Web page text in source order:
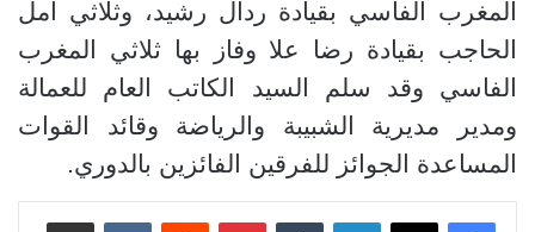
المغرب الفاسي بقيادة ردال رشيد، وثلاثي امل
الحاجب بقيادة رضا علا وفاز بها ثلاثي المغرب
الفاسي وقد سلم السيد الكاتب العام للعمالة
ومدير مديرية الشبيبة والرياضة وقائد القوات
المساعدة الجوائز للفرقين الفائزين بالدوري.
لينكدإن بينتيريست مشاركة عبر البريد